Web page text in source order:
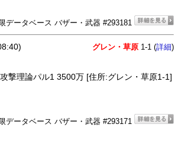
データベース バザー・武器 #293181
グレン・草原 1-1 (詳細)
撃理論パル1 3500万 [住所:グレン・草原1-1]
データベース バザー・武器 #293171